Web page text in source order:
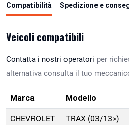
Compatibilità Spedizione e
Veicoli compatibili
Contatta i nostri operatori per
alternativa consulta il tuo
Marca Modello
CHEVROLET
TRAX (03/13>)